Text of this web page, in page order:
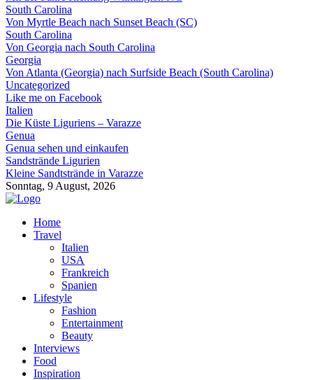
South Carolina
Von Myrtle Beach nach Sunset Beach (SC)
South Carolina
Von Georgia nach South Carolina
Georgia
Von Atlanta (Georgia) nach Surfside Beach (South Carolina)
Uncategorized
Like me on Facebook
Italien
Die Küste Liguriens – Varazze
Genua
Genua sehen und einkaufen
Sandstrände Ligurien
Kleine Sandtstrände in Varazze
Sonntag, 9 August, 2026
Home
Travel
Italien
USA
Frankreich
Spanien
Lifestyle
Fashion
Entertainment
Beauty
Interviews
Food
Inspiration